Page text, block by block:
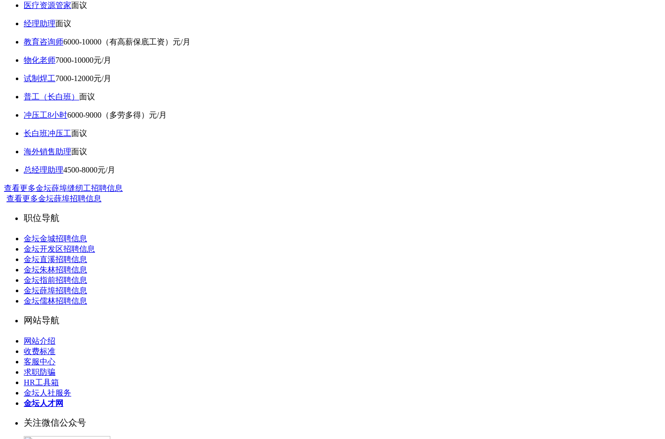
医疗资源管家面议
经理助理面议
教育咨询师6000-10000（有高薪保底工资）元/月
物化老师7000-10000元/月
试制焊工7000-12000元/月
普工（长白班） 面议
冲压工8小时6000-9000（多劳多得）元/月
长白班冲压工面议
海外销售助理面议
总经理助理4500-8000元/月
查看更多金坛薛埠缝纫工招聘信息
查看更多金坛薛埠招聘信息
职位导航
金坛金城招聘信息
金坛开发区招聘信息
金坛直溪招聘信息
金坛朱林招聘信息
金坛指前招聘信息
金坛薛埠招聘信息
金坛儒林招聘信息
网站导航
网站介绍
收费标准
客服中心
求职防骗
HR工具箱
金坛人社服务
金坛人才网
关注微信公众号